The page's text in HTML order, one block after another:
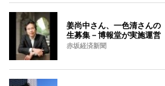
姜尚中さん、一色清さんの
生募集－博報堂が実施運営
赤坂経済新聞